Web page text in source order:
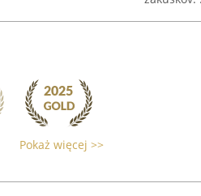
Pokaż więcej >>